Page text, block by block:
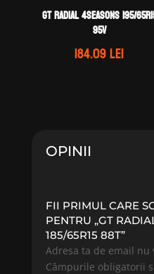
GT Radial 4SEASONS 195/
95V
184.09lei
OPINII
FII PRIMUL CARE
PENTRU „GT
185/65R15 88T”
Adresa ta de email nu
Câmpurile obligatorii